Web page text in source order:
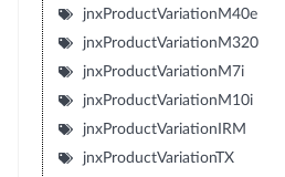
jnxProductVariationM40e
jnxProductVariationM320
jnxProductVariationM7i
jnxProductVariationM10i
jnxProductVariationIRM
jnxProductVariationTX